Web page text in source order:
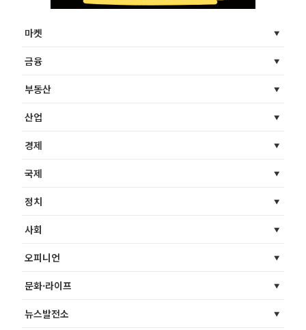
마켓
금융
부동산
산업
경제
국제
정치
사회
오피니언
문화·라이프
뉴스발전소